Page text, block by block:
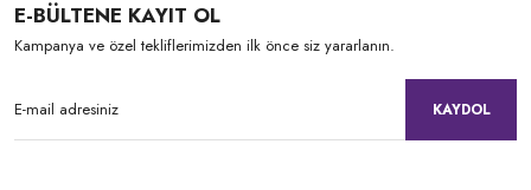
E-BÜLTENE KAYIT OL
Kampanya ve özel tekliflerimizden ilk önce siz yararlanın.
KAYDOL